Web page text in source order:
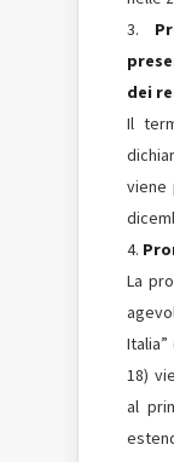
dei
Il
viene
La
18)
al